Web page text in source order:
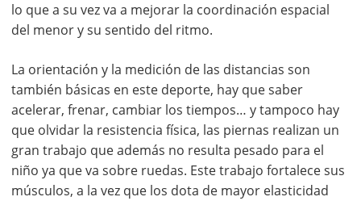
lo que a su vez va a mejorar la coordinación espacial
del menor y su sentido del ritmo.
La orientación y la medición de las distancias son
también básicas en este deporte, hay que saber
acelerar, frenar, cambiar los tiempos… y tampoco hay
que olvidar la resistencia física, las piernas realizan un
gran trabajo que además no resulta pesado para el
niño ya que va sobre ruedas. Este trabajo fortalece sus
músculos, a la vez que los dota de mayor elasticidad